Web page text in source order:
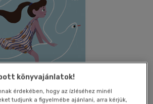
könyvajánlatok!
érdekében, hogy az ízléséhez minél
tudjunk a figyelmébe ajánlani, arra kérjük,